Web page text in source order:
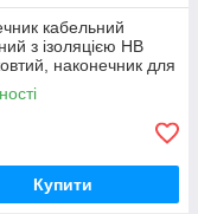
кабельний
з ізоляцією HB
наконечник для
кінців проводки
Купити